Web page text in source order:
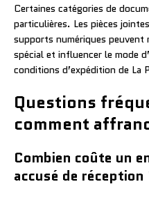
Certaines catégories de
particulières. Les pièces
supports numériques
spécial et influencer le mode
conditions d’expédition de La
Questions
comment
Combien coûte un
accusé de réception